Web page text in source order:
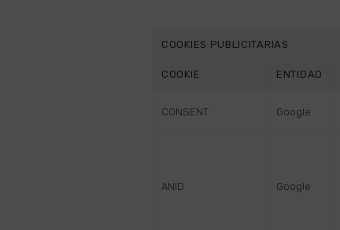
COOKIES PUBLICITARIAS
COOKIE ENTIDAD
CONSENT Google
ANID Google